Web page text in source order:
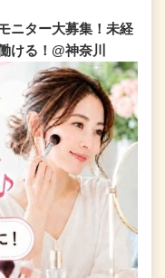
ニター大募集！未経
ける！@神奈川